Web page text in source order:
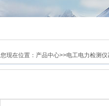
您现在位置： 产品中心>>电工电力检测仪